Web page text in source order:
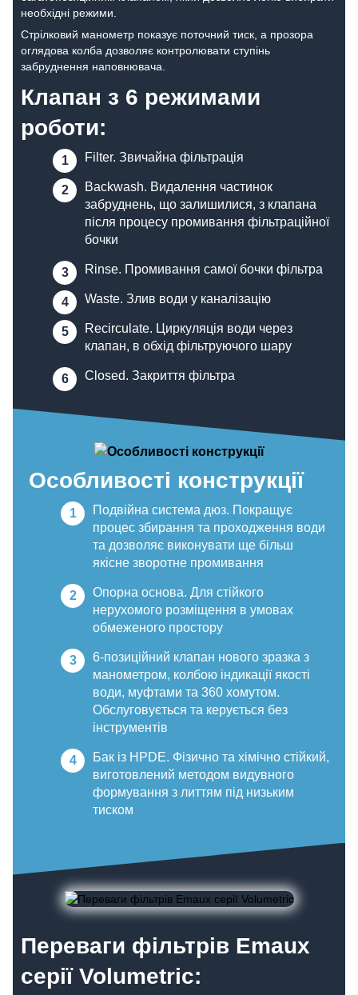
необхідні режими.
Стрілковий манометр показує поточний тиск, а прозора
оглядова колба дозволяє контролювати ступінь
забруднення наповнювача.
Клапан з 6 режимами
роботи:
Filter. Звичайна фільтрація
Backwash. Видалення частинок
забруднень, що залишилися, з клапана
після процесу промивання фільтраційної
бочки
Rinse. Промивання самої бочки фільтра
Waste. Злив води у каналізацію
Recirculate. Циркуляція води через
клапан, в обхід фільтруючого шару
Closed. Закриття фільтра
Особливості конструкції
Подвійна система дюз. Покращує
процес збирання та проходження води
та дозволяє виконувати ще більш
якісне зворотне промивання
Опорна основа. Для стійкого
нерухомого розміщення в умовах
обмеженого простору
6-позиційний клапан нового зразка з
манометром, колбою індикації якості
води, муфтами та 360 хомутом.
Обслуговується та керується без
інструментів
Бак із HPDE. Фізично та хімічно стійкий,
виготовлений методом видувного
формування з литтям під низьким
тиском
Переваги фільтрів Emaux
серії Volumetric: